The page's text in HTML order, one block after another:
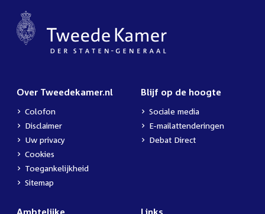
Over Tweedekamer.nl
Colofon
Disclaimer
Uw privacy
Cookies
Toegankelijkheid
Sitemap
Blijf op de hoogte
Sociale media
E-mailattenderingen
Debat Direct
Ambtelijke Links